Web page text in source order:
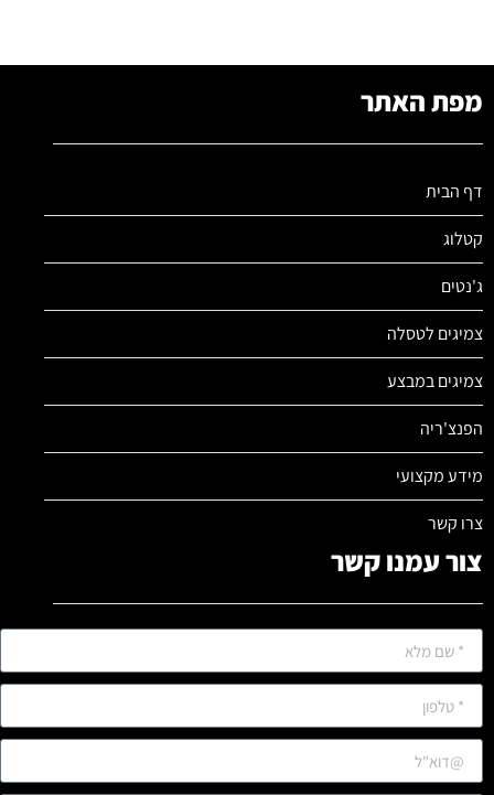
מפת האתר
דף הבית
קטלוג
ג'נטים
צמיגים לטסלה
צמיגים במבצע
הפנצ'ריה
מידע מקצועי
צרו קשר
צור עמנו קשר